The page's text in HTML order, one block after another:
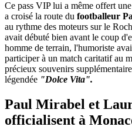
Ce pass VIP lui a même offert
a croisé la route du footballeur
au rythme des moteurs sur le
avait débuté bien avant le coup
homme de terrain, l'humoriste
participer à un match caritatif au
précieux souvenirs
légendée "Dolce Vita".
Paul Mirabel et
officialisent à